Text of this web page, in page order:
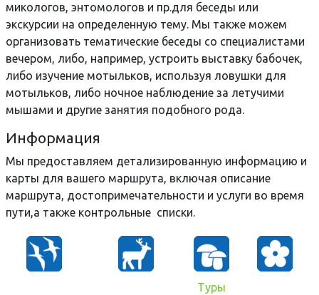
микологов, энтомологов и пр.для беседы или
экскурсии на определенную тему. Мы также можем
организовать тематические беседы со специалистами
вечером, либо, например, устроить выставку бабочек,
либо изучение мотыльков, используя ловушки для
мотыльков, либо ночное наблюдение за летучими
мышами и другие занятия подобного рода.
Информация
Мы предоставляем детализированную информацию и
карты для вашего маршрута, включая описание
маршрута, достопримечательности и услуги во время
пути,а также контрольные списки.
Туры